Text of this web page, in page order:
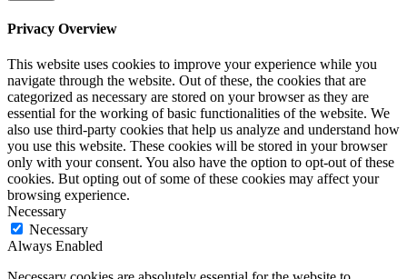
Privacy Overview
This website uses cookies to improve your experience while you
navigate through the website. Out of these, the cookies that are
categorized as necessary are stored on your browser as they are
essential for the working of basic functionalities of the website. We
also use third-party cookies that help us analyze and understand how
you use this website. These cookies will be stored in your browser
only with your consent. You also have the option to opt-out of these
cookies. But opting out of some of these cookies may affect your
browsing experience.
Necessary
Necessary
Always Enabled